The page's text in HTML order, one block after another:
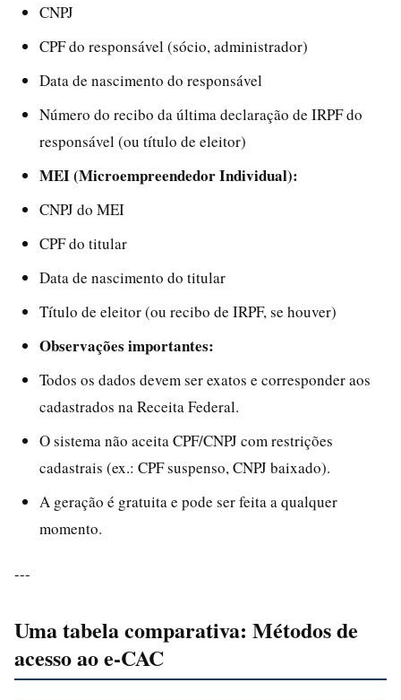
CNPJ
CPF do responsável (sócio, administrador)
Data de nascimento do responsável
Número do recibo da última declaração de IRPF do
responsável (ou título de eleitor)
MEI (Microempreendedor Individual):
CNPJ do MEI
CPF do titular
Data de nascimento do titular
Título de eleitor (ou recibo de IRPF, se houver)
Observações importantes:
Todos os dados devem ser exatos e corresponder aos
cadastrados na Receita Federal.
O sistema não aceita CPF/CNPJ com restrições
cadastrais (ex.: CPF suspenso, CNPJ baixado).
A geração é gratuita e pode ser feita a qualquer
momento.
---
Uma tabela comparativa: Métodos de
acesso ao e-CAC